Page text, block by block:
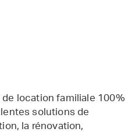
location familiale 100%
solutions de
la rénovation,